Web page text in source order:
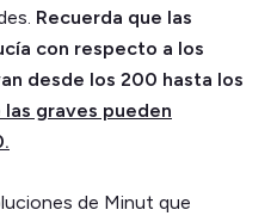
Recuerda que las
con respecto a los
desde los 200 hasta los
graves pueden
de Minut que